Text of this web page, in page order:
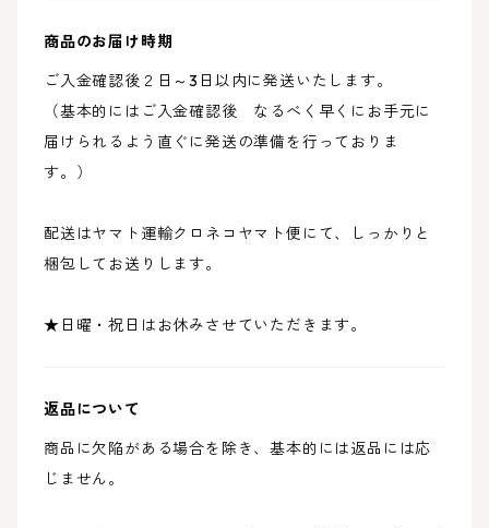
商品のお届け時期
ご入金確認後２日～3日以内に発送いたします。
（基本的にはご入金確認後 なるべく早くにお手元に
届けられるよう直ぐに発送の準備を行っておりま
す。）
配送はヤマト運輸クロネコヤマト便にて、しっかりと
梱包してお送りします。
★日曜・祝日はお休みさせていただきます。
返品について
商品に欠陥がある場合を除き、基本的には返品には応
じません。